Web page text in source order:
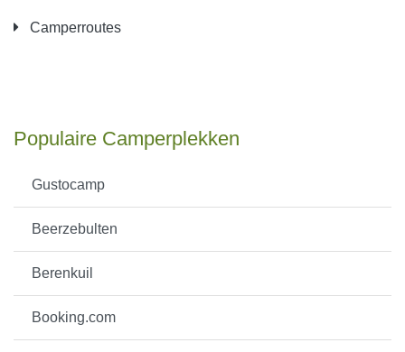
Camperroutes
Populaire Camperplekken
Gustocamp
Beerzebulten
Berenkuil
Booking.com